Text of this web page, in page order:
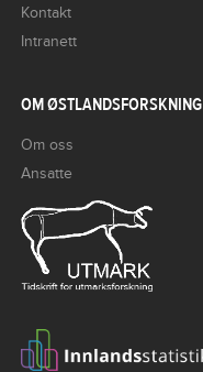
Kontakt
Intranett
OM ØSTLANDSFORSKNING
Om oss
Ansatte